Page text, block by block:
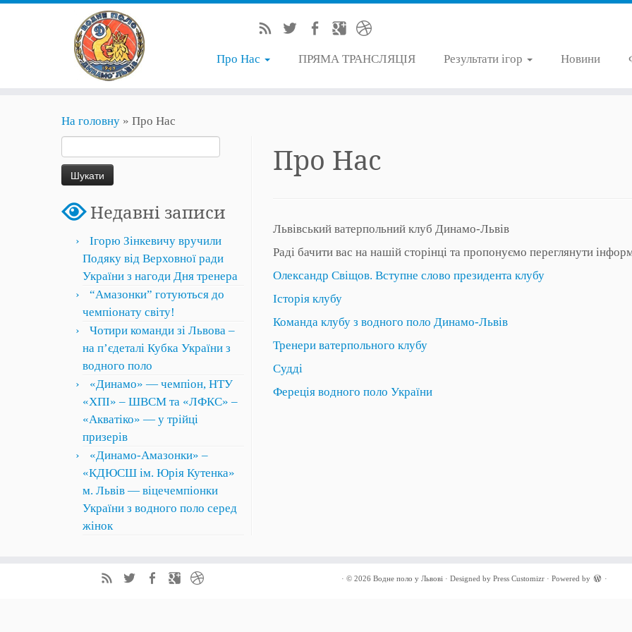
Про Нас ПРЯМА ТРАНСЛЯЦІЯ Результати ігор Новини
На головну » Про Нас
Недавні записи
Ігорю Зінкевичу вручили
Подяку від Верховної ради
України з нагоди Дня тренера
“Амазонки” готуються до
чемпіонату світу!
Чотири команди зі Львова –
на пʼєдеталі Кубка України з
водного поло
«Динамо» — чемпіон, НТУ
«ХПІ» – ШВСМ та «ЛФКС» –
«Акватіко» — у трійці
призерів
«Динамо-Амазонки» –
«КДЮСШ ім. Юрія Кутенка»
м. Львів — віцечемпіонки
України з водного поло серед
жінок
Про Нас
Львівський ватерпольний клуб Динамо-Львів
Раді бачити вас на нашій сторінці та пропонуємо переглянути
Олександр Свіщов. Вступне слово президента клубу
Історія клубу
Команда клубу з водного поло Динамо-Львів
Тренери ватерпольного клубу
Судді
Фереція водного поло України
· © 2026 Водне поло у Львові · Designed by Press Customizr· Powered by ·